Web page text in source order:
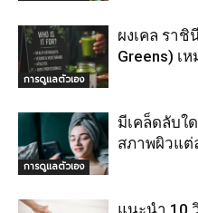
การดูแลตัวเอง
ผงเคล ราชิ
Greens) เ
การดูแลตัวเอง
มีเคล็ดลับใ
สภาพผิวแต่
แนะนำ 10